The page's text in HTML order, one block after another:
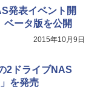
発表イベント開
ベータ版を公開
2015年10月9日
2ドライブNAS
を発売